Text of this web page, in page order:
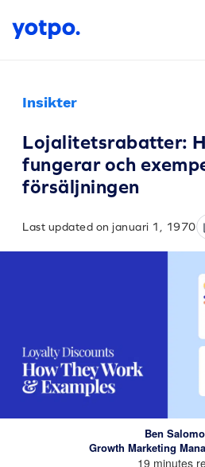
Insikter
Lojalitetsrabatter:
fungerar och
försäljningen
Last updated on januari 1, 1970
Ben
Growth Marketing
19 minutes